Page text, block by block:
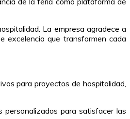
La empresa agradece a
excelencia que transformen cada
para proyectos de hospitalidad,
personalizados para satisfacer las